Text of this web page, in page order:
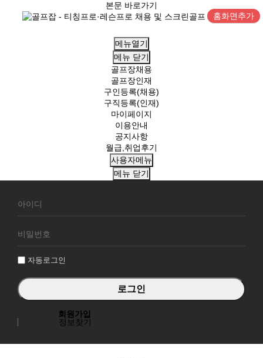
본문 바로가기
홈화면추가
메뉴열기
메뉴 닫기
골프장채용
골프장인재
구인등록(채용)
구직등록(인재)
마이페이지
이용안내
공지사항
월급,취업후기
사용자메뉴
메뉴 닫기
원
그
자동로그인
회원가입
정보찾기